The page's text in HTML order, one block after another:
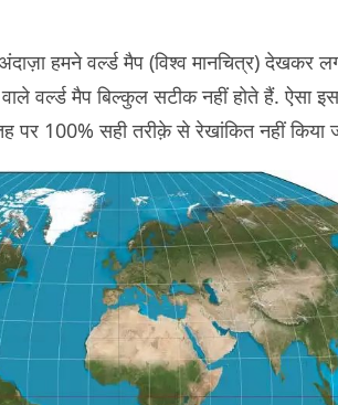
हमने वर्ल्ड मैप (विश्व मानचित्र) देखकर
वर्ल्ड मैप बिल्कुल सटीक नहीं होते हैं. ऐसा
100% सही तरीक़े से रेखांकित नहीं किया